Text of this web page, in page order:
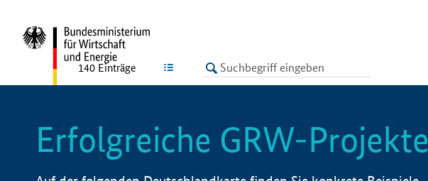
LISTE
140 Einträge
Erfolgreiche GRW-Projekte